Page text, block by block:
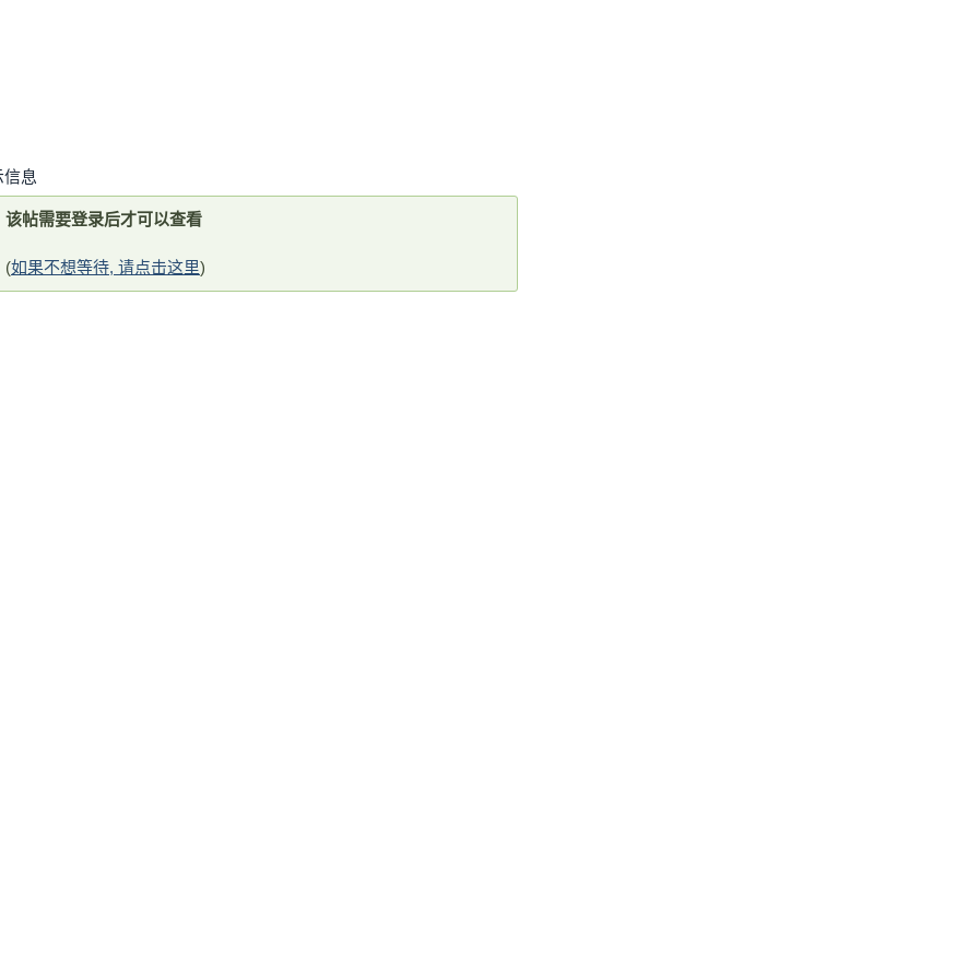
信息
该帖需要登录后才可以查看
(如果不想等待, 请点击这里)